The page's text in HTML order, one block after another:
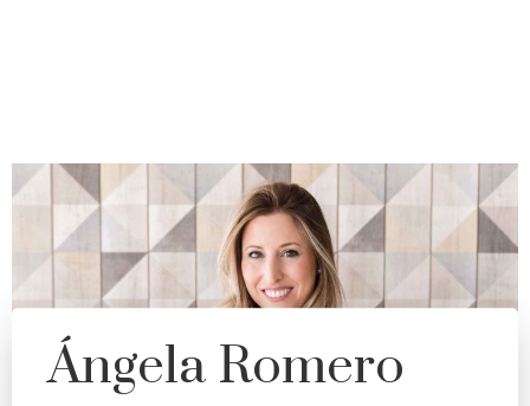
Ángela Romero